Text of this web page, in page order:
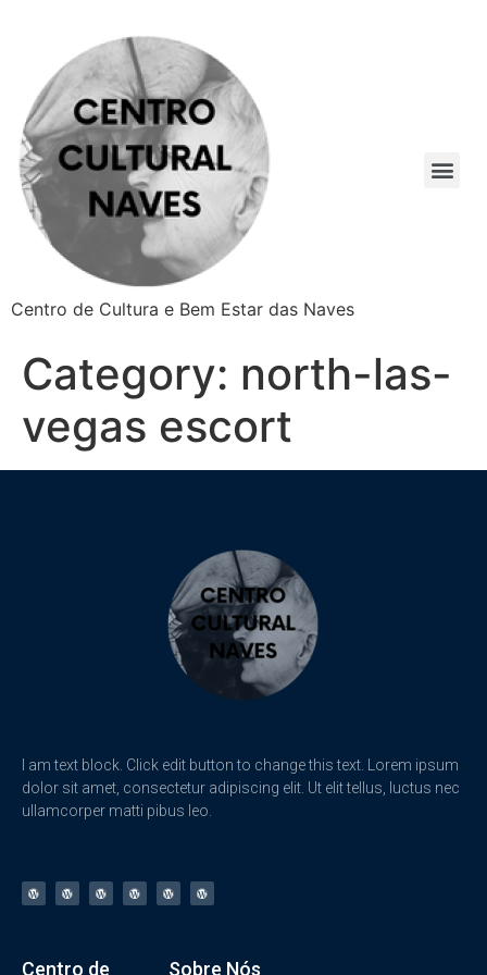
Centro de Cultura e Bem Estar das Naves
Category: north-las-
vegas escort
I am text block. Click edit button to change this text. Lorem ipsum
dolor sit amet, consectetur adipiscing elit. Ut elit tellus, luctus nec
ullamcorper matti pibus leo.
Centro de Sobre Nós